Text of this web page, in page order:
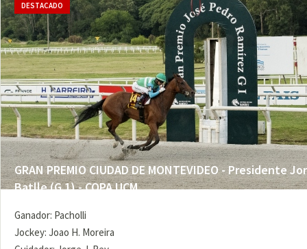
GRAN PREMIO CIUDAD DE MONTEVIDEO - Presidente
Batlle (G 1) - COPA UCM
DESTACADO
Ganador: Pacholli
Jockey: Joao H. Moreira